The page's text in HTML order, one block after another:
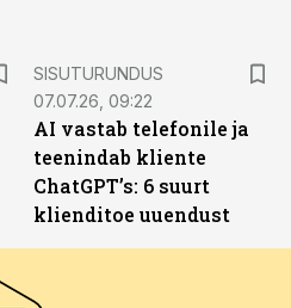
SISUTURUNDUS
07.07.26, 09:22
AI vastab telefonile ja
teenindab kliente
ChatGPT’s: 6 suurt
klienditoe uuendust